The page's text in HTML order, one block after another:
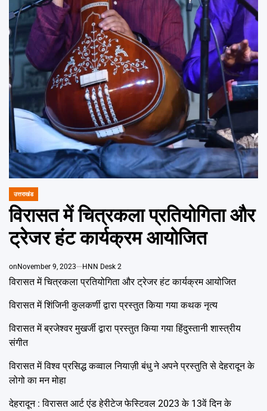
POSTED
IN
उत्तराखंड
विरासत में चित्रकला प्रतियोगिता और
ट्रेजर हंट कार्यक्रम आयोजित
onNovember 9, 2023 HNN Desk 2
विरासत में चित्रकला प्रतियोगिता और ट्रेजर हंट कार्यक्रम आयोजित
विरासत में शिंजिनी कुलकर्णी द्वारा प्रस्तुत किया गया कथक नृत्य
विरासत में ब्रजेश्वर मुखर्जी द्वारा प्रस्तुत किया गया हिंदुस्तानी शास्त्रीय
संगीत
विरासत में विश्व प्रसिद्ध कव्वाल नियाज़ी बंधु ने अपने प्रस्तुति से देहरादून के
लोगो का मन मोहा
देहरादून : विरासत आर्ट एंड हेरीटेज फेस्टिवल 2023 के 13वें दिन के